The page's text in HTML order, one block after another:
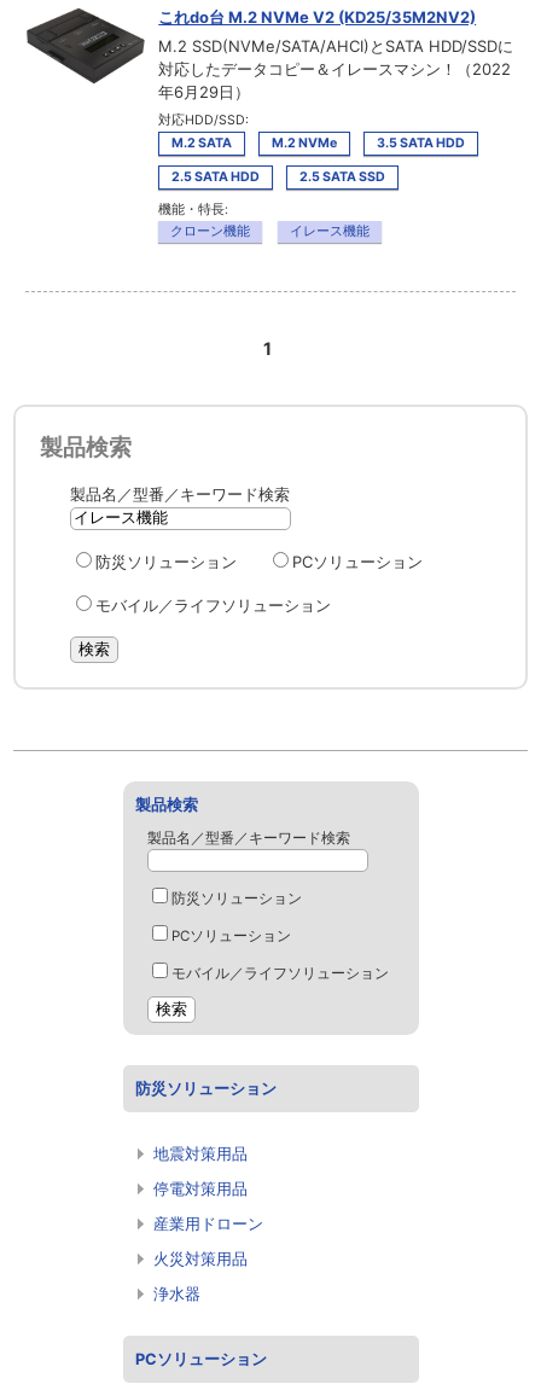
これdo台 M.2 NVMe V2 (KD25/35M2NV2)
M.2 SSD(NVMe/SATA/AHCI)とSATA HDD/SSDに
対応したデータコピー＆イレースマシン！（2022
年6月29日）
対応HDD/SSD:
M.2 SATA
M.2 NVMe 3.5 SATA HDD
2.5 SATA HDD 2.5 SATA SSD
機能・特長:
クローン機能
イレース機能
1
製品検索
製品名／型番／キーワード検索
防災ソリューション PCソリューション
モバイル／ライフソリューション
製品検索
製品名／型番／キーワード検索
防災ソリューション
PCソリューション
モバイル／ライフソリューション
防災ソリューション
地震対策用品
停電対策用品
産業用ドローン
火災対策用品
浄水器
PCソリューション